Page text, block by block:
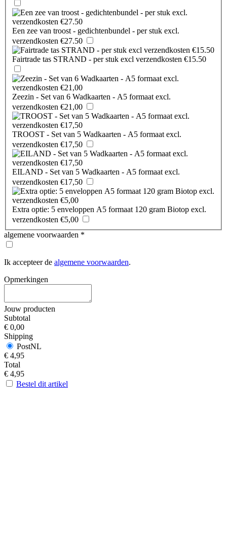
Een zee van troost - gedichtenbundel - per stuk excl.
verzendkosten €27.50
Fairtrade tas STRAND - per stuk excl verzendkosten €15.50
Zeezin - Set van 6 Wadkaarten - A5 formaat excl.
verzendkosten €21,00
TROOST - Set van 5 Wadkaarten - A5 formaat excl.
verzendkosten €17,50
EILAND - Set van 5 Wadkaarten - A5 formaat excl.
verzendkosten €17,50
Extra optie: 5 enveloppen A5 formaat 120 gram Biotop excl.
verzendkosten €5,00
algemene voorwaarden *
Ik accepteer de algemene voorwaarden.
Opmerkingen
Jouw producten
Subtotal
€ 0,00
Shipping
PostNL
€ 4,95
Total
€ 4,95
Bestel dit artikel